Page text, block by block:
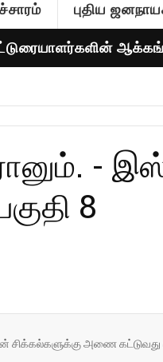
புதிய
-
8
சிக்கல்களுக்கு அணை கட்டுவது